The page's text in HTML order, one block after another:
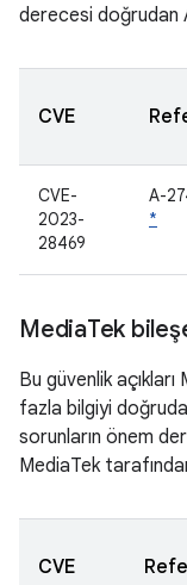
derecesi doğrudan
CVE
CVE-
2023-
28469
A-
*
MediaTek
Bu güvenlik
fazla bilgiyi
sorunların önem
MediaTek
CVE